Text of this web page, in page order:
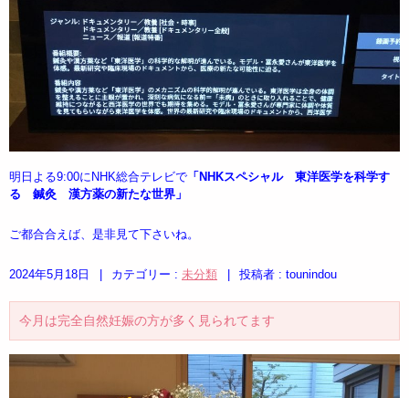
明日よる9:00にNHK総合テレビで 「NHKスペシャル 東洋医学を科学す
る 鍼灸 漢方薬の新たな世界」
ご都合合えば、是非見て下さいね。
2024年5月18日 カテゴリー : 未分類 投稿者 : tounindou
今月は完全自然妊娠の方が多く見られてます